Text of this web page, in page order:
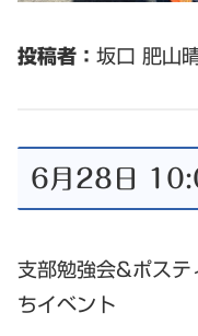
投稿者： 坂口 肥山
6月28日
支部勉強会&ポス
ちイベント